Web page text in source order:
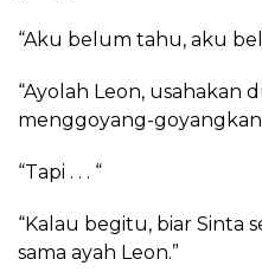
“Aku belum tahu, aku
“Ayolah Leon, usahakan
menggoyang-
“Tapi . . . “
“Kalau begitu, biar Sinta
sama ayah Leon.”